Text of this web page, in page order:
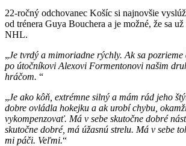
22-ročný odchovanec Košíc si najnovšie
od trénera Guya Bouchera a je možné, že sa
NHL.
Je tvrdý a mimoriadne rýchly. Ak sa
po útočníkovi Alexovi Formentonovi našim
hráčom.
Je ako kôň, extrémne silný a mám rád jeho
dobre ovládla hokejku a ak urobí chybu,
vykompenzovať. Má v sebe skutočne dobré
skutočne dobré, má úžasnú strelu. Má v sebe
mi páči. Veľmi.